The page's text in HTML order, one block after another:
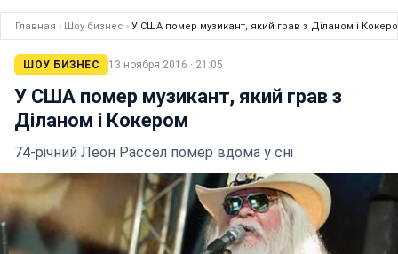
Главная › Шоу бизнес › У США помер музикант, який грав з Діланом і
ШОУ БИЗНЕС 13 ноября 2016 · 21:05
У США помер музикант, який грав з
Діланом і Кокером
74-річний Леон Рассел помер вдома у сні